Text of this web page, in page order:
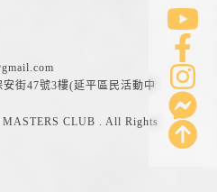
街47號3樓(延平區民活動中
CLUB . All Rights